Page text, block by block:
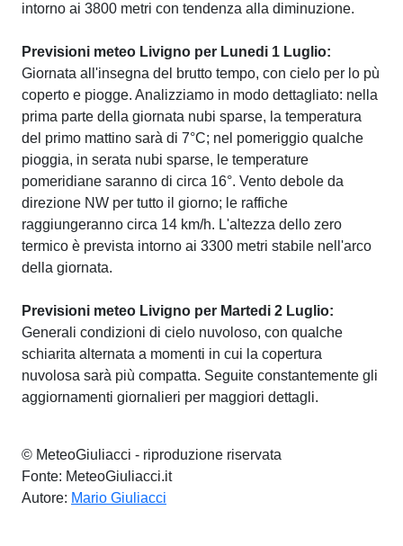
intorno ai 3800 metri con tendenza alla diminuzione.
Previsioni meteo Livigno per Lunedi 1 Luglio:
Giornata all'insegna del brutto tempo, con cielo per lo pù
coperto e piogge. Analizziamo in modo dettagliato: nella
prima parte della giornata nubi sparse, la temperatura
del primo mattino sarà di 7°C; nel pomeriggio qualche
pioggia, in serata nubi sparse, le temperature
pomeridiane saranno di circa 16°. Vento debole da
direzione NW per tutto il giorno; le raffiche
raggiungeranno circa 14 km/h. L'altezza dello zero
termico è prevista intorno ai 3300 metri stabile nell'arco
della giornata.
Previsioni meteo Livigno per Martedi 2 Luglio:
Generali condizioni di cielo nuvoloso, con qualche
schiarita alternata a momenti in cui la copertura
nuvolosa sarà più compatta. Seguite constantemente gli
aggiornamenti giornalieri per maggiori dettagli.
© MeteoGiuliacci - riproduzione riservata
Fonte: MeteoGiuliacci.it
Autore: Mario Giuliacci